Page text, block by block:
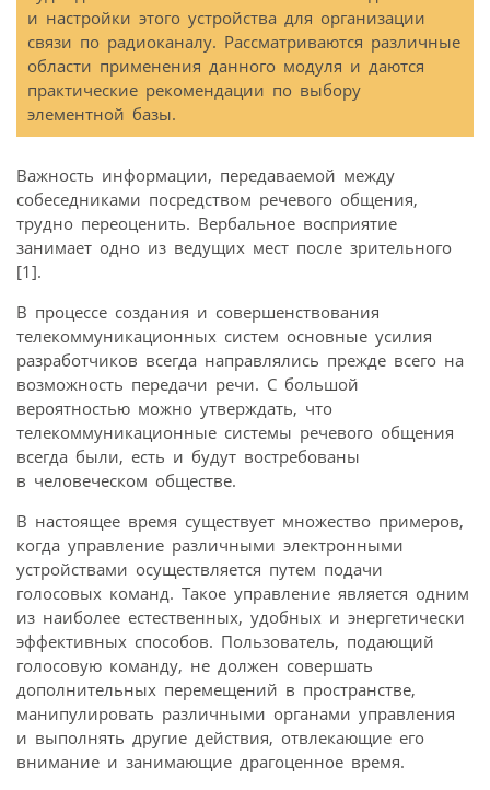
и настройки этого устройства для организации
связи по радиоканалу. Рассматриваются различные
области применения данного модуля и даются
практические рекомендации по выбору
элементной базы.
Важность информации, передаваемой между
собеседниками посредством речевого общения,
трудно переоценить. Вербальное восприятие
занимает одно из ведущих мест после зрительного
[1].
В процессе создания и совершенствования
телекоммуникационных систем основные усилия
разработчиков всегда направлялись прежде всего на
возможность передачи речи. С большой
вероятностью можно утверждать, что
телекоммуникационные системы речевого общения
всегда были, есть и будут востребованы
в человеческом обществе.
В настоящее время существует множество примеров,
когда управление различными электронными
устройствами осуществляется путем подачи
голосовых команд. Такое управление является одним
из наиболее естественных, удобных и энергетически
эффективных способов. Пользователь, подающий
голосовую команду, не должен совершать
дополнительных перемещений в пространстве,
манипулировать различными органами управления
и выполнять другие действия, отвлекающие его
внимание и занимающие драгоценное время.